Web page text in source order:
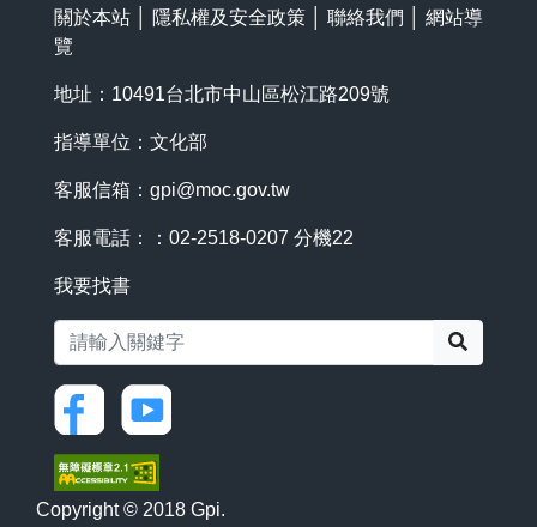
關於本站 隱私權及安全政策 聯絡我們
網站導
覽
地址：10491台北市中山區松江路209號
指導單位：文化部
客服信箱： gpi@moc.gov.tw
客服電話：：02-2518-0207 分機22
我要找書
Copyright © 2018 Gpi.